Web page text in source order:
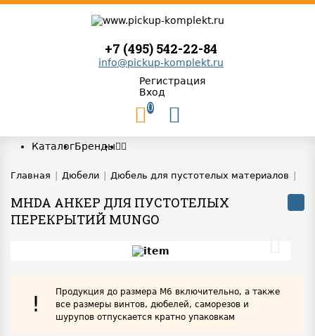
+7 (495) 542-22-84
info@pickup-komplekt.ru
Регистрация
Вход
0
КаталогБренды
Главная Дюбели Дюбель для пустотелых материалов
MHDA АНКЕР ДЛЯ ПУСТОТЕЛЫХ
ПЕРЕКРЫТИЙ MUNGO
!
Продукция до размера М6 включительно, а также
все размеры винтов, дюбелей, саморезов и
шурупов отпускается кратно упаковкам